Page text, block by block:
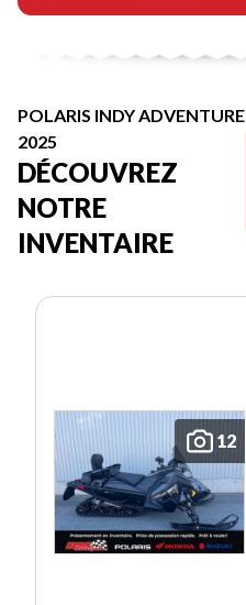
POLARIS INDY ADVENTURE
2025
DÉCOUVREZ
NOTRE
INVENTAIRE
12